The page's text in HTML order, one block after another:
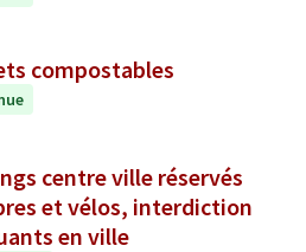
compostables
centre ville réservés
et vélos, interdiction
en ville